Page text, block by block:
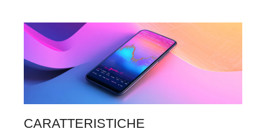
CARATTERISTICHE